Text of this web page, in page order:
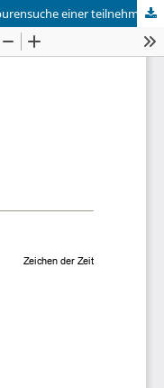
Zeichen Gottes im 21. Jahrhundert? Spurensuche einer teilnehmenden Beobachtung der Gegenwart